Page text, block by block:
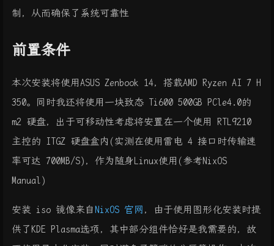
制，从而确保了系统可靠性
前置条件
本次安装将使用ASUS Zenbook 14，搭载AMD Ryzen AI 7 H
350。同时我还将使用一块致态 Ti600 500GB PCle4.0的
m2 硬盘，出于可移动性考虑将安置在一个使用 RTL9210
主控的 ITGZ 硬盘盒内(实测在使用雷电 4 接口时传输速
率可达 700MB/S)，作为随身Linux使用(参考NixOS
Manual)
安装 iso 镜像来自NixOS 官网 ，由于使用图形化安装时提
供了KDE Plasma选项，其中部分组件恰好是我需要的，故